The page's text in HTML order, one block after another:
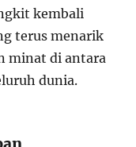
kembali
terus menarik
minat di antara
dunia.